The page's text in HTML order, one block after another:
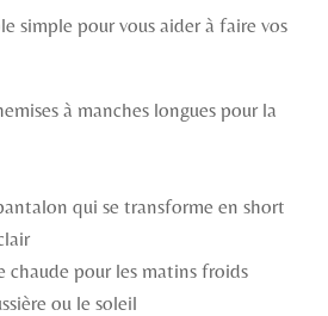
simple pour vous aider à faire vos
à manches longues pour la
qui se transforme en short
chaude pour les matins froids
ou le soleil